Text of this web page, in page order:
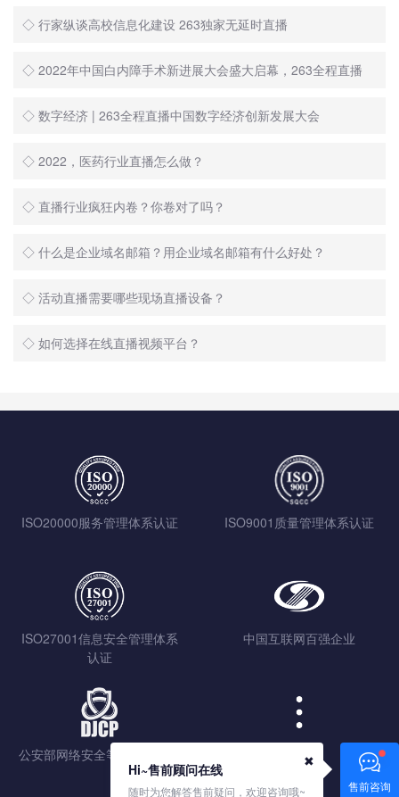
◇ 行家纵谈高校信息化建设 263独家无延时直播
◇ 2022年中国白内障手术新进展大会盛大启幕，263全程直播
◇ 数字经济 | 263全程直播中国数字经济创新发展大会
◇ 2022，医药行业直播怎么做？
◇ 直播行业疯狂内卷？你卷对了吗？
◇ 什么是企业域名邮箱？用企业域名邮箱有什么好处？
◇ 活动直播需要哪些现场直播设备？
◇ 如何选择在线直播视频平台？
ISO20000服务管理体系认证 ISO9001质量管理体系认证
ISO27001信息安全管理体系
认证
中国互联网百强企业
公安部网络安全等级保护认证 查看更多
售前咨询
Hi~售前顾问在线
随时为您解答售前疑问，欢迎咨询哦~
✖